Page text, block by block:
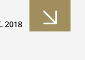
2018